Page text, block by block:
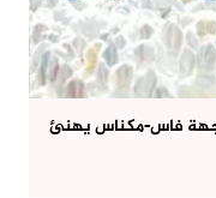
بجهة فاس-مكناس يهنئ